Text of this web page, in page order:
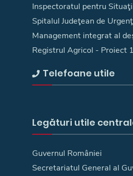
Inspectoratul pentru
Spitalul Judeţean de
Management integrat al
Registrul Agricol - Proiect 1
Telefoane utile
Legături utile
Guvernul României
Secretariatul General al